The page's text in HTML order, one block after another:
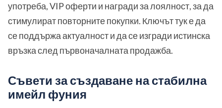
употреба, VIP оферти и награди за лоялност, за да
стимулират повторните покупки. Ключът тук е да
се поддържа актуалност и да се изгради истинска
връзка след първоначалната продажба.
Съвети за създаване на стабилна
имейл фуния